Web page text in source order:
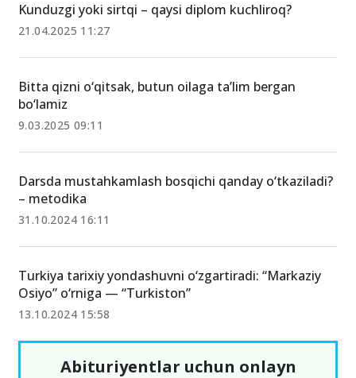
Kunduzgi yoki sirtqi – qaysi diplom kuchliroq?
21.04.2025 11:27
Bitta qizni o‘qitsak, butun oilaga ta’lim bergan
bo‘lamiz
9.03.2025 09:11
Darsda mustahkamlash bosqichi qanday o‘tkaziladi?
– metodika
31.10.2024 16:11
Turkiya tarixiy yondashuvni o‘zgartiradi: “Markaziy
Osiyo” o‘rniga — “Turkiston”
13.10.2024 15:58
Abituriyentlar uchun onlayn